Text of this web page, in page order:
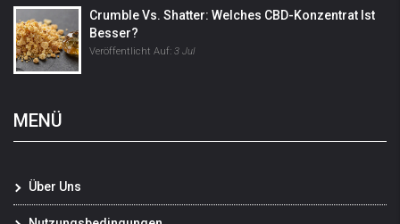
Crumble Vs. Shatter: Welches CBD-Konzentrat Ist
Besser?
Veröffentlicht Auf: 3 Jul
MENÜ
Über Uns